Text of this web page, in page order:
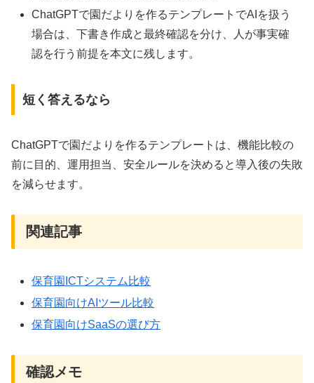
ChatGPTで園だよりを作るテンプレートでAIを扱う
場合は、下書き作成と最終確認を分け、人が事実確
認を行う前提を本文に残します。
短く答えるなら
ChatGPTで園だよりを作るテンプレートは、機能比較の
前に目的、運用担当、安全ルールを決めると導入後の失敗
を減らせます。
関連記事
保育園ICTシステム比較
保育園向けAIツール比較
保育園向けSaaSの選び方
確認メモ